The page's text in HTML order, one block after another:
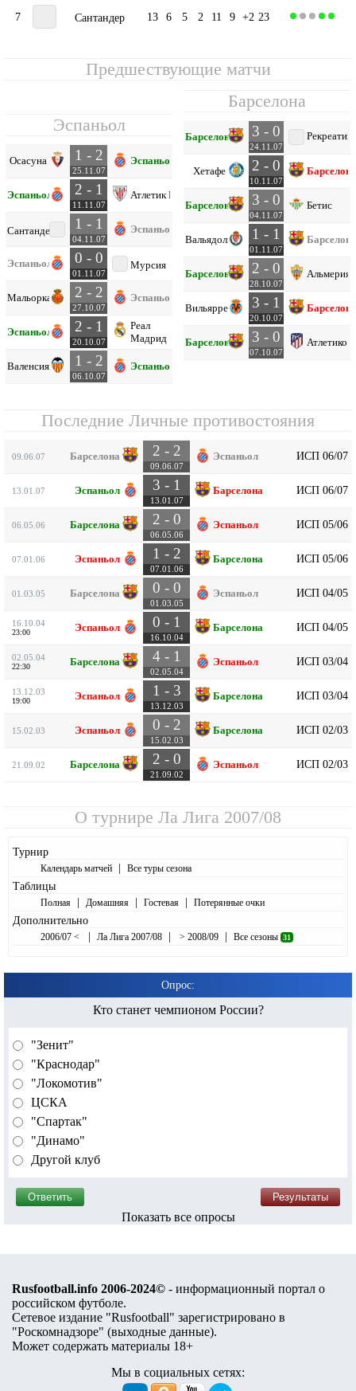
7 Сантандер 13 6 5 2 11 9 +2 23
Предшествующие матчи
Эспаньол
Осасуна 1 - 2
25.11.07
Эспаньол
Эспаньол 2 - 1
11.11.07
Атлетик Б
Сантандер 1 - 1
04.11.07
Эспаньол
Эспаньол 0 - 0
01.11.07
Мурсия
Мальорка 2 - 2
27.10.07
Эспаньол
Эспаньол 2 - 1
20.10.07
Реал
Мадрид
Валенсия 1 - 2
06.10.07
Эспаньол
Барселона
Барселона 3 - 0
24.11.07
Хетафе 2 - 0
10.11.07
Барселона
Барселона 3 - 0
04.11.07
Бетис
Вальядолид 1 - 1
01.11.07
Барселона
Барселона 2 - 0
28.10.07
Альмерия
Вильярреал 3 - 1
20.10.07
Барселона
Барселона 3 - 0
07.10.07
Атлетико
Последние Личные противостояния
09.06.07 Барселона 2 - 2
09.06.07
Эспаньол ИСП 06/07
13.01.07 Эспаньол 3 - 1
13.01.07
Барселона ИСП 06/07
06.05.06 Барселона 2 - 0
06.05.06
Эспаньол ИСП 05/06
07.01.06 Эспаньол 1 - 2
07.01.06
Барселона ИСП 05/06
01.03.05 Барселона 0 - 0
01.03.05
Эспаньол ИСП 04/05
16.10.04
23:00 Эспаньол 0 - 1
16.10.04
Барселона ИСП 04/05
02.05.04
22:30 Барселона 4 - 1
02.05.04
Эспаньол ИСП 03/04
13.12.03
19:00 Эспаньол 1 - 3
13.12.03
Барселона ИСП 03/04
15.02.03 Эспаньол 0 - 2
15.02.03
Барселона ИСП 02/03
21.09.02 Барселона 2 - 0
21.09.02
Эспаньол ИСП 02/03
О турнире Ла Лига 2007/08
Турнир
Календарь матчей | Все туры сезона
Таблицы
Полная | Домашняя | Гостевая | Потерянные очки
Дополнительно
2006/07 < | Ла Лига 2007/08 | > 2008/09 | Все сезоны 31
Опрос:
Кто станет чемпионом России?
"Зенит"
"Краснодар"
"Локомотив"
ЦСКА
"Спартак"
"Динамо"
Другой клуб
Показать все опросы
Rusfootball.info 2006-2024© - информационный портал о
российском футболе.
Сетевое издание "Rusfootball" зарегистрировано в
"Роскомнадзоре" (выходные данные).
Может содержать материалы 18+
Мы в социальных сетях: